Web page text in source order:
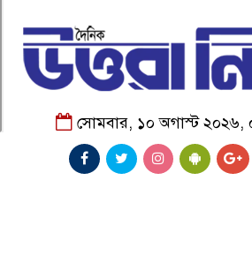
সোমবার, ১০ অগাস্ট ২০২৬,